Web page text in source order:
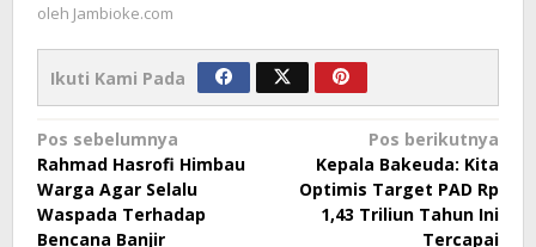
oleh Jambioke.com
Ikuti Kami Pada
Navigasi
pos
Pos sebelumnya
Rahmad Hasrofi Himbau
Warga Agar Selalu
Waspada Terhadap
Bencana Banjir
Pos berikutnya
Kepala Bakeuda: Kita
Optimis Target PAD Rp
1,43 Triliun Tahun Ini
Tercapai